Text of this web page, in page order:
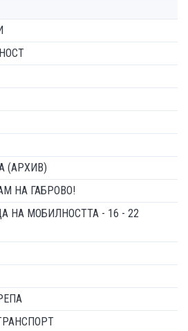
(АРХИВ)
НА ГАБРОВО!
НА МОБИЛНОСТТА - 16 - 22